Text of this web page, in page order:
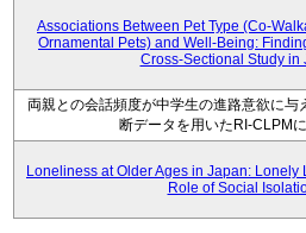
Associations Between Pet Type (Co-
Ornamental Pets) and Well-Being:
Cross-Sectional Study in
両親との会話頻度が中学生の進路意欲に与
断データを用いたRI-CLPM
Loneliness at Older Ages in Japan: Lonely
Role of Social